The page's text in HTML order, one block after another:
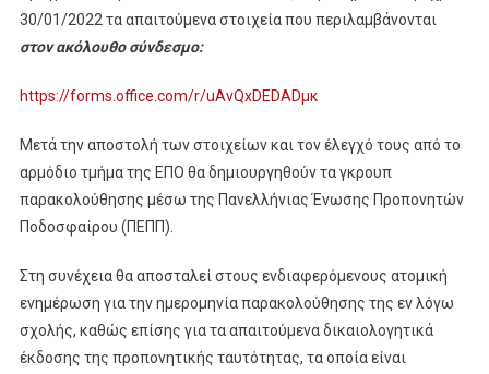
30/01/2022 τα απαιτούμενα στοιχεία που περιλαμβάνονται
στον ακόλουθο σύνδεσμο:
https://forms.office.com/r/uAvQxDEDADμκ
Μετά την αποστολή των στοιχείων και τον έλεγχό τους από το
αρμόδιο τμήμα της ΕΠΟ θα δημιουργηθούν τα γκρουπ
παρακολούθησης μέσω της Πανελλήνιας Ένωσης Προπονητών
Ποδοσφαίρου (ΠΕΠΠ).
Στη συνέχεια θα αποσταλεί στους ενδιαφερόμενους ατομική
ενημέρωση για την ημερομηνία παρακολούθησης της εν λόγω
σχολής, καθώς επίσης για τα απαιτούμενα δικαιολογητικά
έκδοσης της προπονητικής ταυτότητας, τα οποία είναι